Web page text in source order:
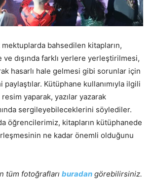
mektuplarda bahsedilen kitapların,
dışında farklı yerlere yerleştirilmesi,
hasarlı hale gelmesi gibi sorunlar için
Kütüphane kullanımıyla ilgili
yaparak, yazılar yazarak
sergileyebileceklerini söylediler.
öğrencilerimiz, kitapların kütüphanede
ne kadar önemli olduğunu
tüm fotoğrafları buradan görebilirsiniz.